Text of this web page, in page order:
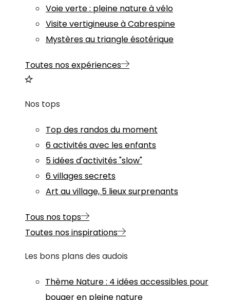
Voie verte : pleine nature à vélo
Visite vertigineuse à Cabrespine
Mystères au triangle ésotérique
Toutes nos expériences
Nos tops
Top des randos du moment
6 activités avec les enfants
5 idées d'activités "slow"
6 villages secrets
Art au village, 5 lieux surprenants
Tous nos tops
Toutes nos inspirations
Les bons plans des audois
Thème Nature: 4 idées accessibles pour
bouger en pleine nature